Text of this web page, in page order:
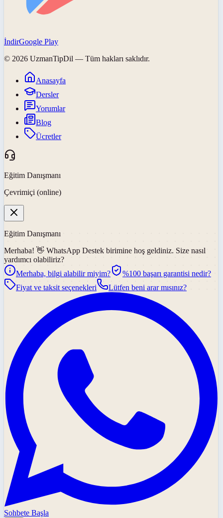
İndirGoogle Play
© 2026 UzmanTipDil — Tüm hakları saklıdır.
Anasayfa
Dersler
Yorumlar
Blog
Ücretler
Eğitim Danışmanı
Çevrimiçi (online)
Eğitim Danışmanı
Merhaba! 👋 WhatsApp Destek birimine hoş geldiniz. Size nasıl
yardımcı olabiliriz?
Merhaba, bilgi alabilir miyim?
%100 başarı garantisi nedir?
Fiyat ve taksit seçenekleri
Lütfen beni arar mısınız?
Sohbete Başla